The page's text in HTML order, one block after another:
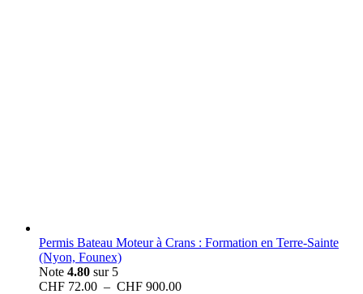
Permis Bateau Moteur à Crans : Formation en Terre-Sainte
(Nyon, Founex)
Note 4.80 sur 5
CHF 72.00 – CHF 900.00Plage